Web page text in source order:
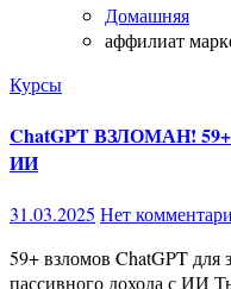
Домашняя
аффилиат
Курсы
ChatGPT ВЗЛОМАН! 59+
ИИ
31.03.2025 Нет
59+ взломов ChatGPT для заработка: Реальный способ
пассивного дохода с ИИ